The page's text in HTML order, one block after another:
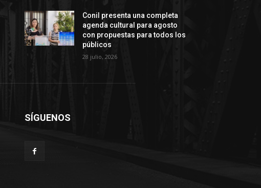
Conil presenta una completa
agenda cultural para agosto
con propuestas para todos los
públicos
28 julio, 2026
SÍGUENOS